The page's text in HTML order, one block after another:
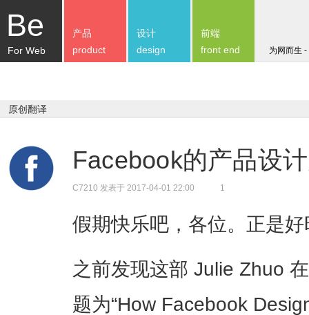
Be
For Web 为网而生
产品
product
设计
design
前端
front end
原创翻译
Facebook的产品设
C7210 发表于 2017-04-01 22:00 1
假期快乐吧，各位。正是
之前发现这部 Julie Zhuo
题为“How Facebook